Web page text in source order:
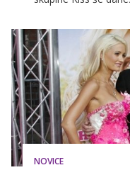
NOVICE